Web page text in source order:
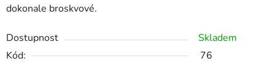
dokonale broskvové.
Dostupnost
Skladem
Kód:
76